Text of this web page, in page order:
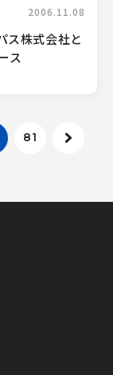
2006.11.08
ス株式会社と
ス
81